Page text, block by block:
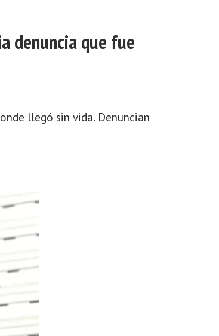
denuncia que fue
llegó sin vida. Denuncian